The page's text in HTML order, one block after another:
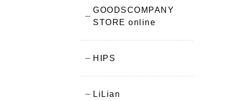
GOODSCOMPANY
STORE online
HIPS
LiLian